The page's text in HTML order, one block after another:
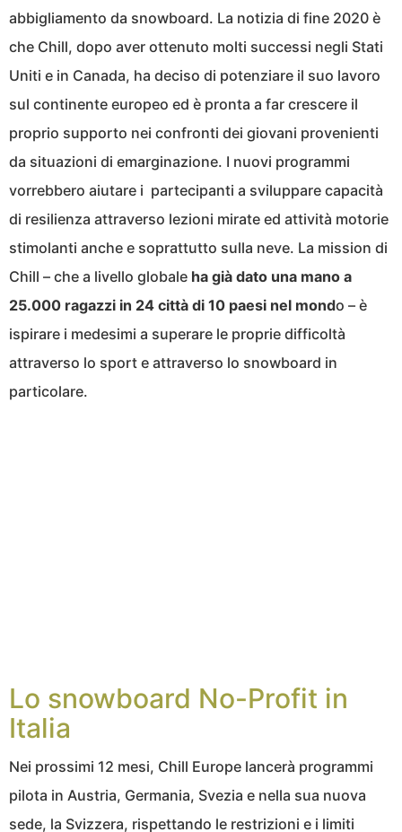
abbigliamento da snowboard. La notizia di fine 2020 è
che Chill, dopo aver ottenuto molti successi negli Stati
Uniti e in Canada, ha deciso di potenziare il suo lavoro
sul continente europeo ed è pronta a far crescere il
proprio supporto nei confronti dei giovani provenienti
da situazioni di emarginazione. I nuovi programmi
vorrebbero aiutare i partecipanti a sviluppare capacità
di resilienza attraverso lezioni mirate ed attività motorie
stimolanti anche e soprattutto sulla neve. La mission di
Chill – che a livello globale ha già dato una mano a
25.000 ragazzi in 24 città di 10 paesi nel mondo – è
ispirare i medesimi a superare le proprie difficoltà
attraverso lo sport e attraverso lo snowboard in
particolare.
Lo snowboard No-Profit in
Italia
Nei prossimi 12 mesi, Chill Europe lancerà programmi
pilota in Austria, Germania, Svezia e nella sua nuova
sede, la Svizzera, rispettando le restrizioni e i limiti